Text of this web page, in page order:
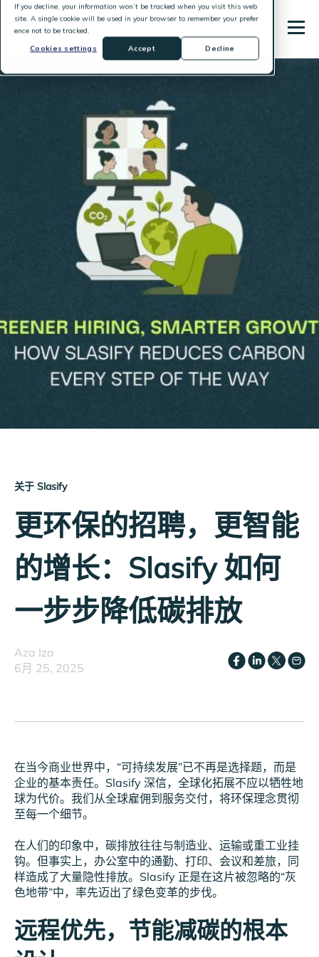
If you decline, your information won’t be tracked when you visit this web
site. A single cookie will be used in your browser to remember your prefer
ence not to be tracked.
Cookies settings
Accept Decline
关于 Slasify
更环保的招聘，更智能
的增长：Slasify 如何
一步步降低碳排放
Aza Iza
6月 25, 2025
在当今商业世界中，“可持续发展”已不再是选择题，而是
企业的基本责任。Slasify 深信，全球化拓展不应以牺牲地
球为代价。我们从全球雇佣到服务交付，将环保理念贯彻
至每一个细节。
在人们的印象中，碳排放往往与制造业、运输或重工业挂
钩。但事实上，办公室中的通勤、打印、会议和差旅，同
样造成了大量隐性排放。Slasify 正是在这片被忽略的“灰
色地带”中，率先迈出了绿色变革的步伐。
远程优先，节能减碳的根本